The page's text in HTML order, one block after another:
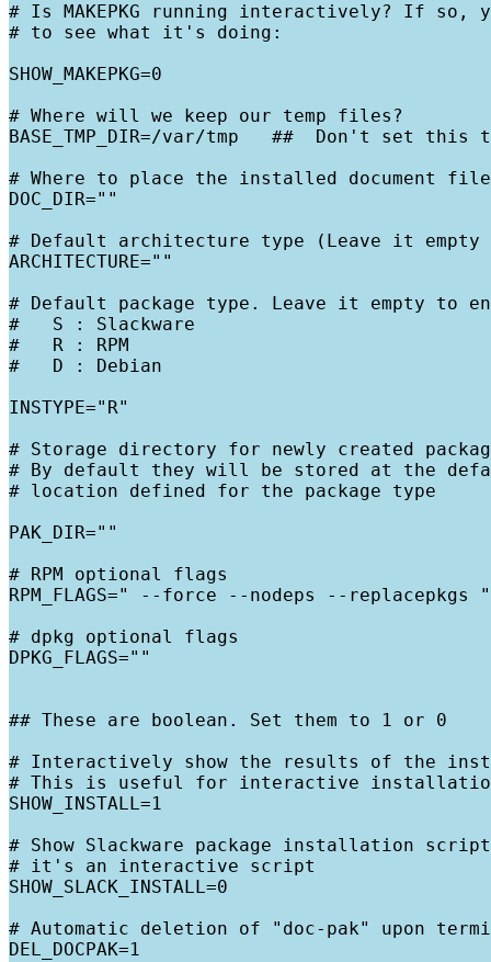
# Is MAKEPKG running interactively? If so,
# to see what it's doing:
SHOW_MAKEPKG=0
# Where will we keep our temp files?
BASE_TMP_DIR=/var/tmp   ##  Don't set
# Where to place the installed document
DOC_DIR=""
# Default architecture type (Leave it empty
ARCHITECTURE=""
# Default package type. Leave it empty to
#   S : Slackware
#   R : RPM
#   D : Debian
INSTYPE="R"
# Storage directory for newly created
# By default they will be stored at the
# location defined for the package type
PAK_DIR=""
# RPM optional flags
RPM_FLAGS=" --force --nodeps --replacepkgs "
# dpkg optional flags
DPKG_FLAGS=""
## These are boolean. Set them to 1 or 0
# Interactively show the results of the
# This is useful for interactive installation
SHOW_INSTALL=1
# Show Slackware package installation
# it's an interactive script
SHOW_SLACK_INSTALL=0
# Automatic deletion of "doc-pak" upon
DEL_DOCPAK=1